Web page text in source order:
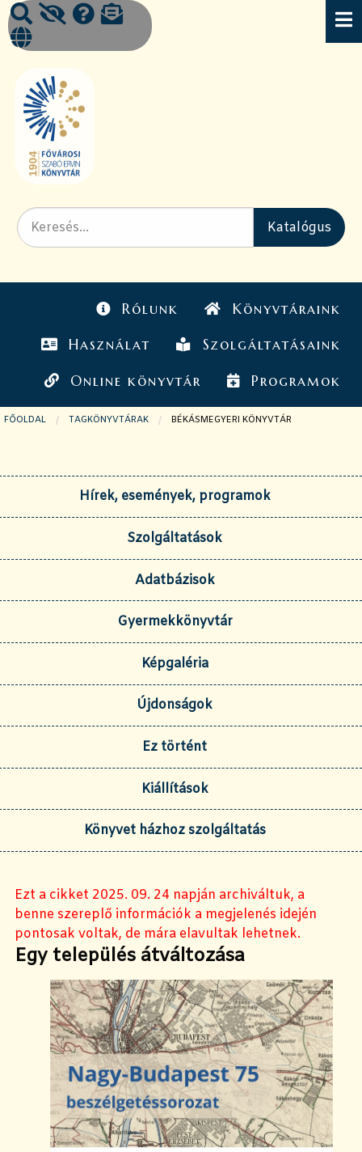
Rólunk Könyvtáraink
Használat Szolgáltatásaink
Online könyvtár Programok
FŐOLDAL TAGKÖNYVTÁRAK JELENLEGI OLDAL:
BÉKÁSMEGYERI KÖNYVTÁR
Hírek, események, programok
Szolgáltatások
Adatbázisok
Gyermekkönyvtár
Képgaléria
Újdonságok
Ez történt
Kiállítások
Könyvet házhoz szolgáltatás
Ezt a cikket 2025. 09. 24 napján archiváltuk, a
benne szereplő információk a megjelenés idején
pontosak voltak, de mára elavultak lehetnek.
Egy település átváltozása